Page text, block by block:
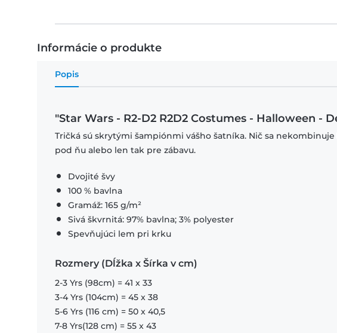
Informácie o produkte
Popis
"Star Wars - R2-D2 R2D2 Costumes - Halloween -
Tričká sú skrytými šampiónmi vášho šatníka. Nič sa
pod ňu alebo len tak pre zábavu.
Dvojité švy
100 % bavlna
Gramáž: 165 g/m²
Sivá škvrnitá: 97% bavlna; 3% polyester
Spevňujúci lem pri krku
Rozmery (Dĺžka x Šírka v cm)
2-3 Yrs (98cm) = 41 x 33
3-4 Yrs (104cm) = 45 x 38
5-6 Yrs (116 cm) = 50 x 40,5
7-8 Yrs(128 cm) = 55 x 43